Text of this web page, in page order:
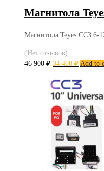
Магнитола
Магнитола Teyes CC3 6-
(Нет отзывов)
46 900₽ 34 400 ₽ Add to